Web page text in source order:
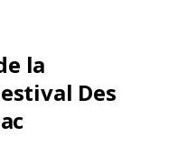
la
Des